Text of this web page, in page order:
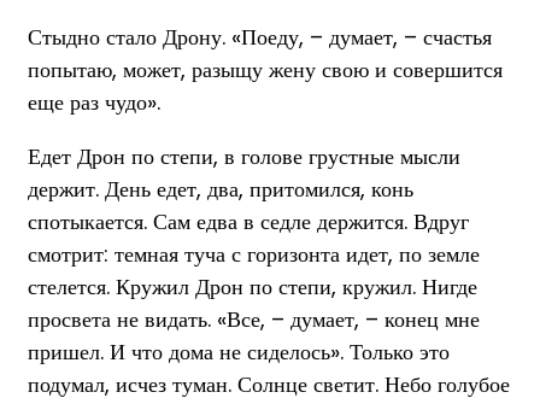
Стыдно стало Дрону. «Поеду, – думает, – счастья
попытаю, может, разыщу жену свою и совершится
еще раз чудо».
Едет Дрон по степи, в голове грустные мысли
держит. День едет, два, притомился, конь
спотыкается. Сам едва в седле держится. Вдруг
смотрит: темная туча с горизонта идет, по земле
стелется. Кружил Дрон по степи, кружил. Нигде
просвета не видать. «Все, – думает, – конец мне
пришел. И что дома не сиделось». Только это
подумал, исчез туман. Солнце светит. Небо голубое